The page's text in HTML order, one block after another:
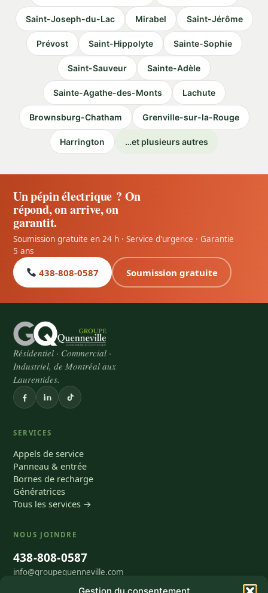
Saint-Joseph-du-Lac Mirabel Saint-Jérôme
Prévost Saint-Hippolyte Sainte-Sophie
Saint-Sauveur Sainte-Adèle
Sainte-Agathe-des-Monts Lachute
Brownsburg-Chatham Grenville-sur-la-Rouge
Harrington …et plusieurs autres
Un pépin électrique ? On
répond, on arrive, on
garantit.
Soumission gratuite en 24 h · Service d'urgence · Garantie
5 ans
438-808-0587 Soumission gratuite
Résidentiel · Commercial ·
Industriel, de Montréal aux
Laurentides.
SERVICES
Appels de service
Panneau & entrée
Bornes de recharge
Génératrices
Tous les services →
NOUS JOINDRE
438-808-0587
info@groupequenneville.com